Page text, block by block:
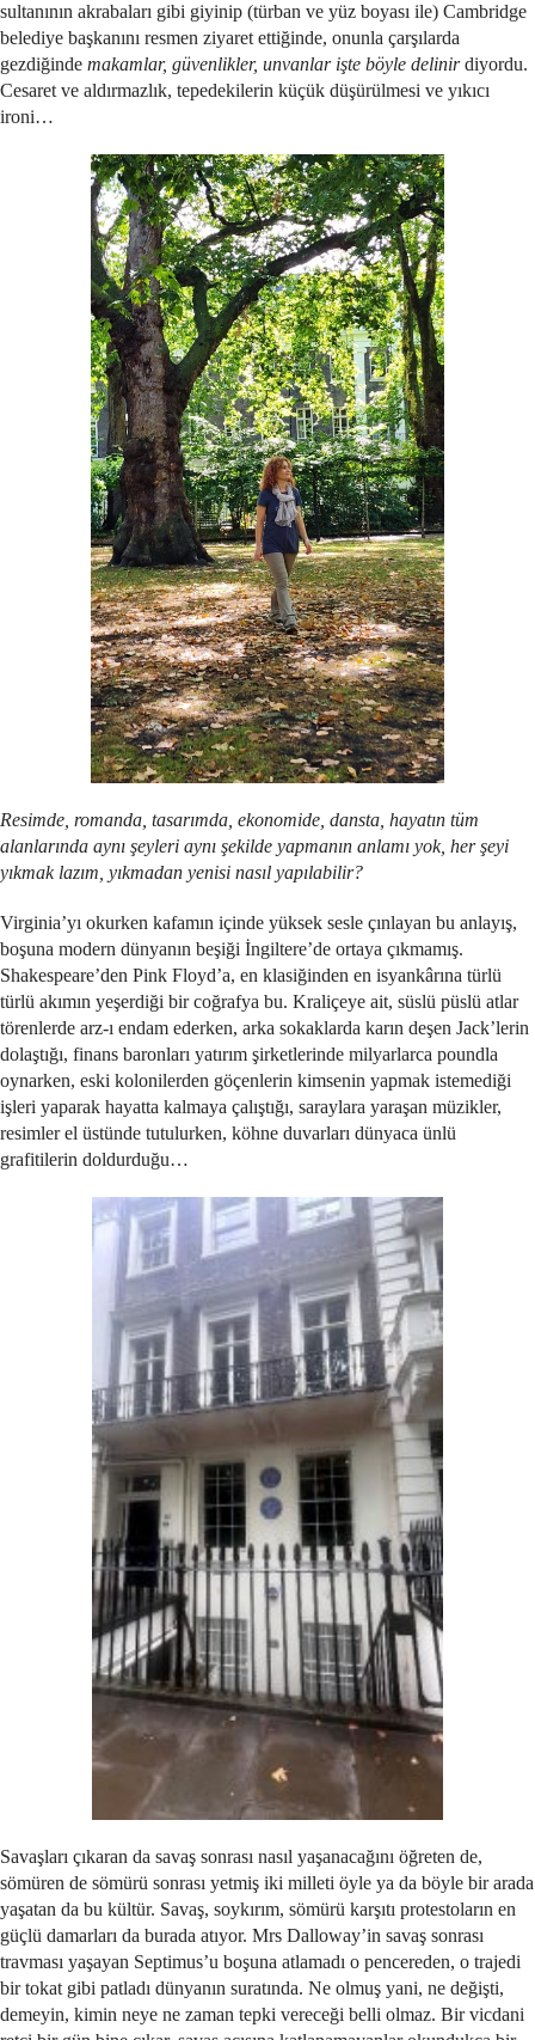
sultanının akrabaları gibi giyinip (türban ve yüz boyası ile) Cambridge
belediye başkanını resmen ziyaret ettiğinde, onunla çarşılarda
gezdiğinde makamlar, güvenlikler, unvanlar işte böyle delinirdiyordu.
Cesaret ve aldırmazlık, tepedekilerin küçük düşürülmesi ve yıkıcı
ironi…
Resimde, romanda, tasarımda, ekonomide, dansta, hayatın tüm
alanlarında aynı şeyleri aynı şekilde yapmanın anlamı yok, her şeyi
yıkmak lazım, yıkmadan yenisi nasıl yapılabilir?
Virginia’yı okurken kafamın içinde yüksek sesle çınlayan bu anlayış,
boşuna modern dünyanın beşiği İngiltere’de ortaya çıkmamış.
Shakespeare’den Pink Floyd’a, en klasiğinden en isyankârına türlü
türlü akımın yeşerdiği bir coğrafya bu. Kraliçeye ait, süslü püslü atlar
törenlerde arz-ı endam ederken, arka sokaklarda karın deşen Jack’lerin
dolaştığı, finans baronları yatırım şirketlerinde milyarlarca poundla
oynarken, eski kolonilerden göçenlerin kimsenin yapmak istemediği
işleri yaparak hayatta kalmaya çalıştığı, saraylara yaraşan müzikler,
resimler el üstünde tutulurken, köhne duvarları dünyaca ünlü
grafitilerin doldurduğu…
Savaşları çıkaran da savaş sonrası nasıl yaşanacağını öğreten de,
sömüren de sömürü sonrası yetmiş iki milleti öyle ya da böyle bir arada
yaşatan da bu kültür. Savaş, soykırım, sömürü karşıtı protestoların en
güçlü damarları da burada atıyor. Mrs Dalloway’in savaş sonrası
travması yaşayan Septimus’u boşuna atlamadı o pencereden, o trajedi
bir tokat gibi patladı dünyanın suratında. Ne olmuş yani, ne değişti,
demeyin, kimin neye ne zaman tepki vereceği belli olmaz. Bir vicdani